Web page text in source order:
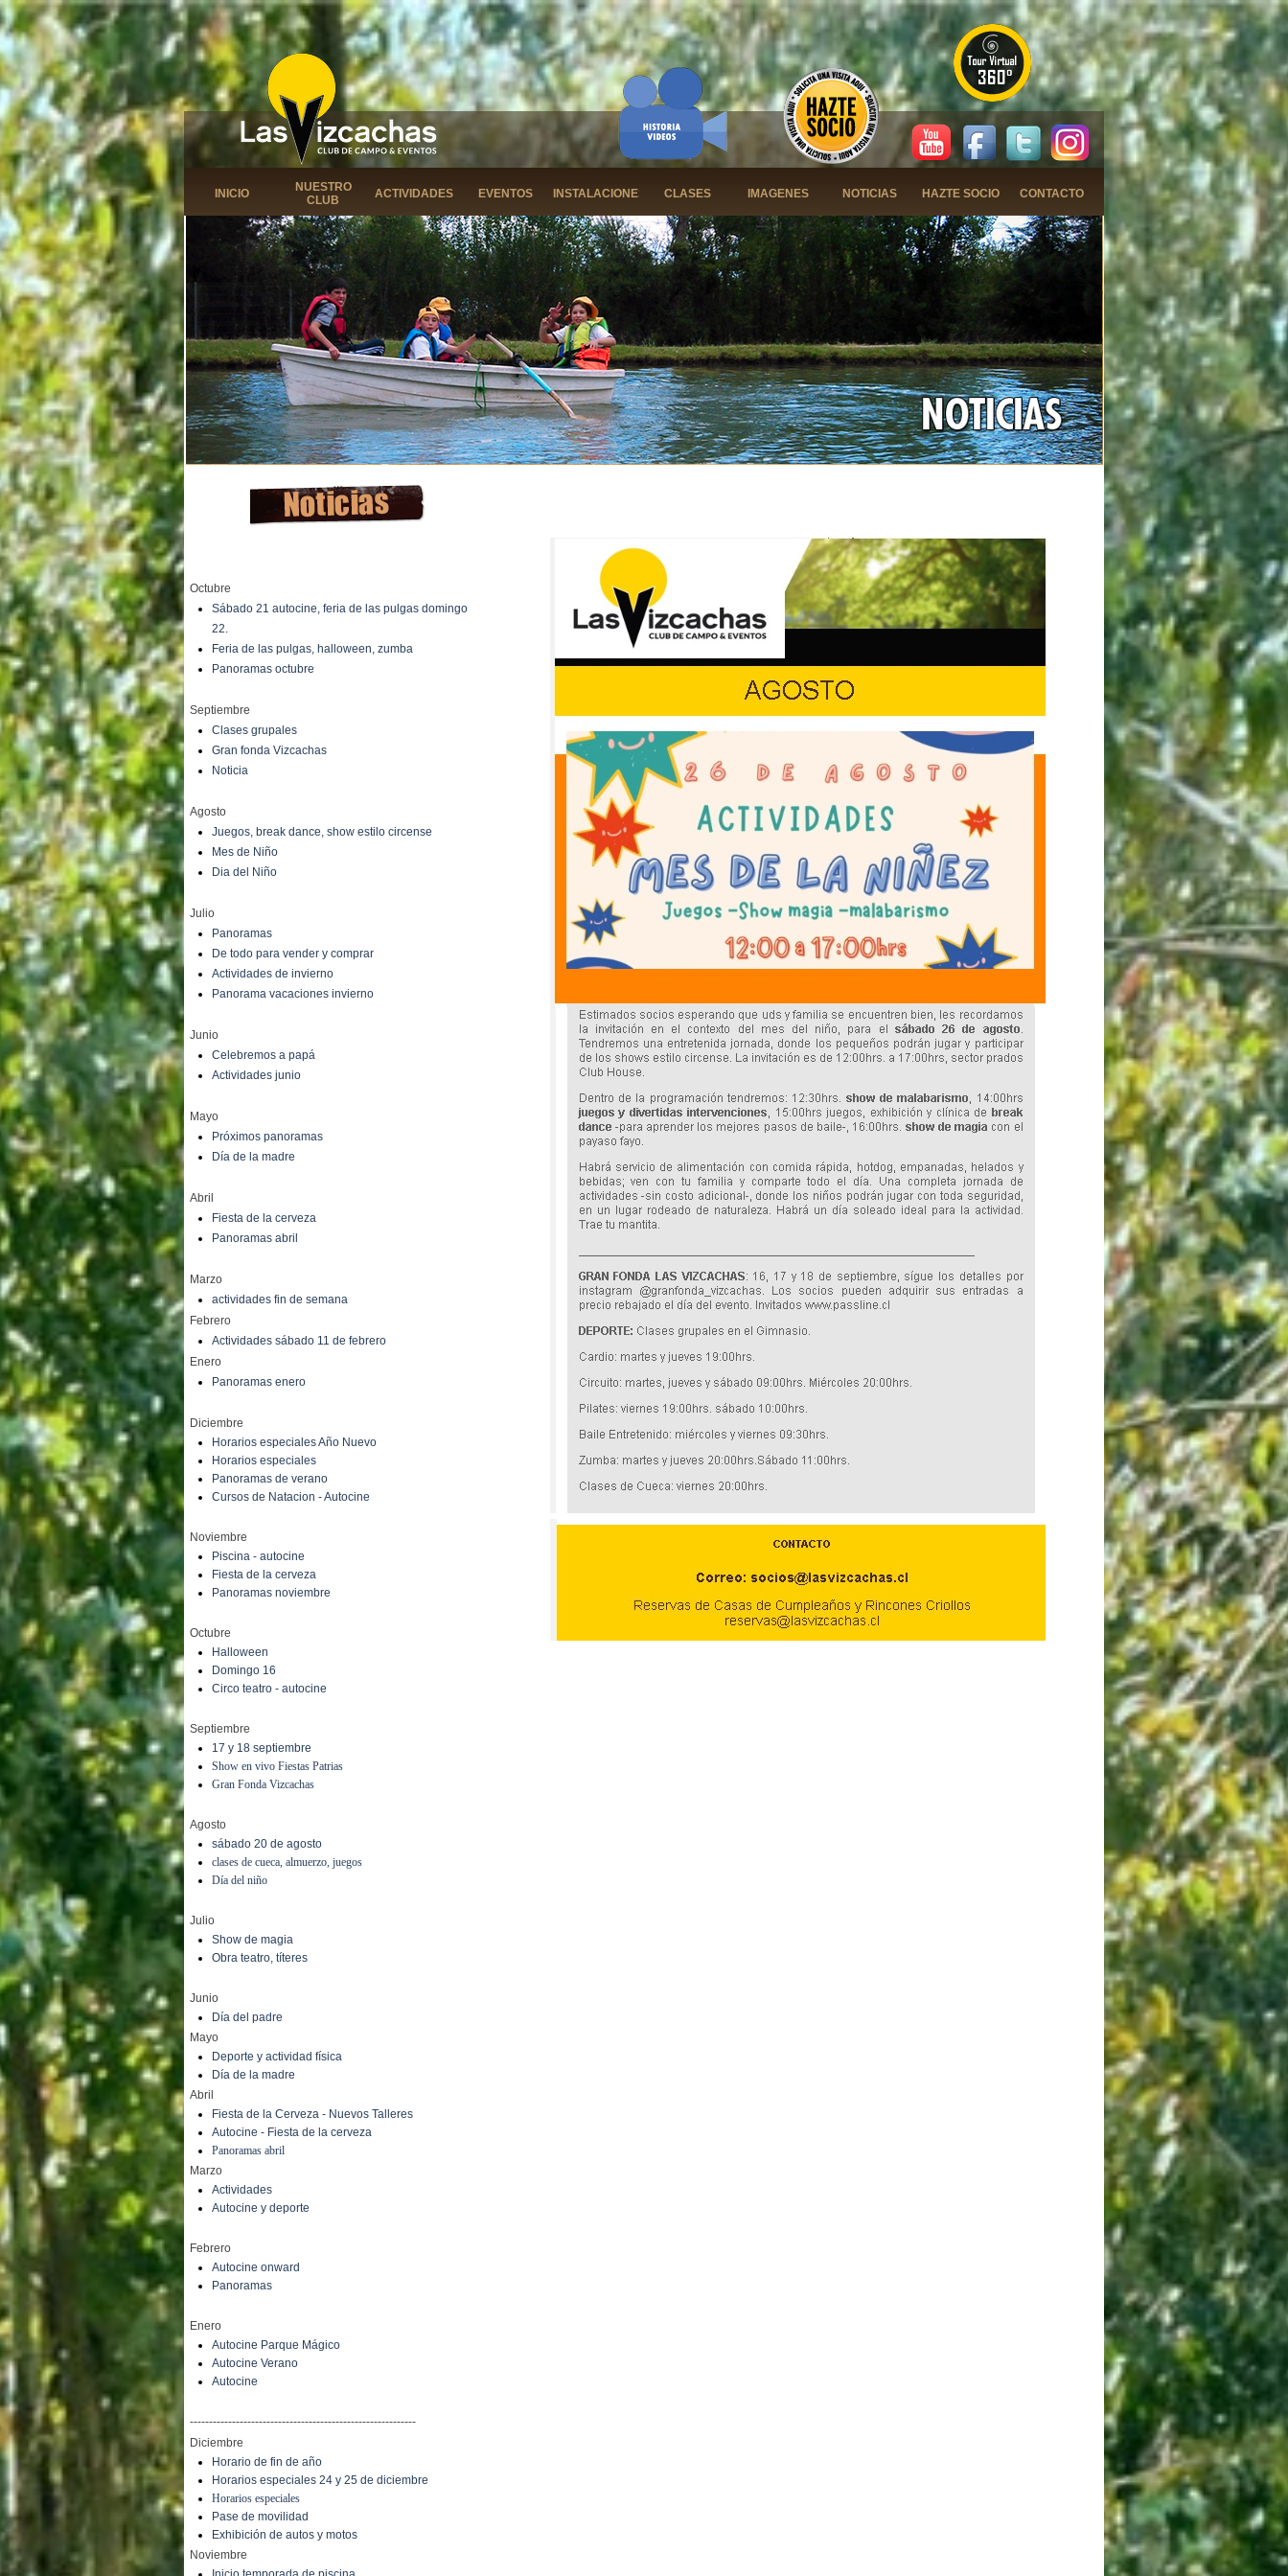
INICIO
NUESTRO
CLUB
ACTIVIDADES EVENTOS INSTALACIONES CLASES IMAGENES NOTICIAS HAZTE SOCIO CONTACTO
Octubre
Sábado 21 autocine, feria de las pulgas domingo
22.
Feria de las pulgas, halloween, zumba
Panoramas octubre
Septiembre
Clases grupales
Gran fonda Vizcachas
Noticia
Agosto
Juegos, break dance, show estilo circense
Mes de Niño
Dia del Niño
Julio
Panoramas
De todo para vender y comprar
Actividades de invierno
Panorama vacaciones invierno
Junio
Celebremos a papá
Actividades junio
Mayo
Próximos panoramas
Día de la madre
Abril
Fiesta de la cerveza
Panoramas abril
Marzo
actividades fin de semana
Febrero
Actividades sábado 11 de febrero
Enero
Panoramas enero
Diciembre
Horarios especiales Año Nuevo
Horarios especiales
Panoramas de verano
Cursos de Natacion - Autocine
Noviembre
Piscina - autocine
Fiesta de la cerveza
Panoramas noviembre
Octubre
Halloween
Domingo 16
Circo teatro - autocine
Septiembre
17 y 18 septiembre
Show en vivo Fiestas Patrias
Gran Fonda Vizcachas
Agosto
sábado 20 de agosto
clases de cueca, almuerzo, juegos
Día del niño
Julio
Show de magia
Obra teatro, títeres
Junio
Día del padre
Mayo
Deporte y actividad física
Día de la madre
Abril
Fiesta de la Cerveza - Nuevos Talleres
Autocine - Fiesta de la cerveza
Panoramas abril
Marzo
Actividades
Autocine y deporte
Febrero
Autocine onward
Panoramas
Enero
Autocine Parque Mágico
Autocine Verano
Autocine
-----------------------------------------------------------
Diciembre
Horario de fin de año
Horarios especiales 24 y 25 de diciembre
Horarios especiales
Pase de movilidad
Exhibición de autos y motos
Noviembre